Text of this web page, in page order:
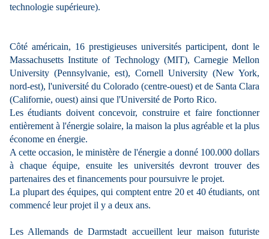
technologie supérieure).
Côté américain, 16 prestigieuses universités participent, dont le
Massachusetts Institute of Technology (MIT), Carnegie Mellon
University (Pennsylvanie, est), Cornell University (New York,
nord-est), l'université du Colorado (centre-ouest) et de Santa Clara
(Californie, ouest) ainsi que l'Université de Porto Rico.
Les étudiants doivent concevoir, construire et faire fonctionner
entièrement à l'énergie solaire, la maison la plus agréable et la plus
économe en énergie.
A cette occasion, le ministère de l'énergie a donné 100.000 dollars
à chaque équipe, ensuite les universités devront trouver des
partenaires des et financements pour poursuivre le projet.
La plupart des équipes, qui comptent entre 20 et 40 étudiants, ont
commencé leur projet il y a deux ans.
Les Allemands de Darmstadt accueillent leur maison futuriste